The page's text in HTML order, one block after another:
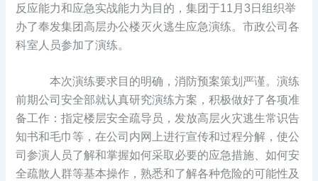
反应能力和应急实战能力为目的，集团于11月3日组织举
办了奉发集团高层办公楼灭火逃生应急演练。市政公司各
科室人员参加了演练。
本次演练要求目的明确，消防预案策划严谨。演练
前期公司安全部就认真研究演练方案，积极做好了各项准
备工作：指定楼层安全疏导员，发放高层火灾逃生常识告
知书和毛巾等，在公司内网上进行宣传和过程分解，使公
司参演人员了解和掌握如何采取必要的应急措施、如何安
全疏散人群等基本操作，熟悉和了解各种危险的可能性及